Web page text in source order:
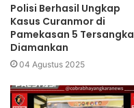
Polisi Berhasil Ungkap
Kasus Curanmor di
Pamekasan 5 Tersangka
Diamankan
04 Agustus 2025